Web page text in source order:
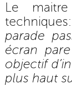
Le
parade
écran
objectif
plus haut